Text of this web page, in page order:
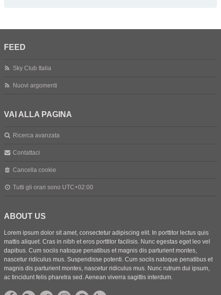
FEED
Sky Club Italia
Nuovi argomenti
VAI ALLA PAGINA
Ricerca avanzata
Contattaci
Cancella cookie
Tutti gli orari sono UTC+02:00
ABOUT US
Lorem ipsum dolor sit amet, consectetur adipiscing elit. In porttitor lectus quis
mattis aliquet. Cras in nibh et eros porttitor facilisis. Nunc egestas eget leo vel
dapibus. Cum sociis natoque penatibus et magnis dis parturient montes,
nascetur ridiculus mus. Suspendisse potenti. Cum sociis natoque penatibus et
magnis dis parturient montes, nascetur ridiculus mus. Nunc rutrum dui ipsum,
ac tincidunt felis pharetra sed. Aenean viverra sagittis interdum.